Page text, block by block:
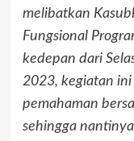
melibatkan
Fungsional
kedepan dari
2023, kegiatan
pemahaman
sehingga